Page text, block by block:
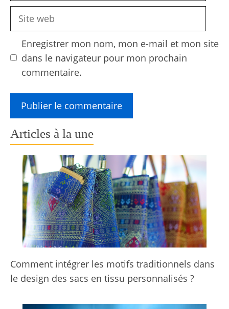
Site
Enregistrer mon nom, mon e-mail et mon site
dans le navigateur pour mon prochain
commentaire.
Articles à la une
Comment intégrer les motifs traditionnels dans
le design des sacs en tissu personnalisés ?